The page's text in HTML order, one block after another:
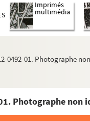
Imprimés
multimédia
0492-01. Photographe
Photographe non